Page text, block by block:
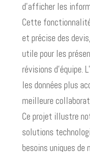
d’afficher les
Cette
et précise des
utile pour les
révisions d’équipe.
les données plus
meilleure
Ce projet illustre
solutions
besoins uniques de